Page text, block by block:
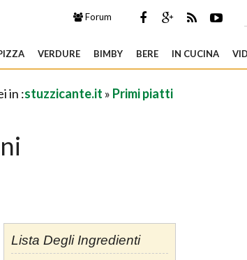
Forum
VERDURE BIMBY BERE IN CUCINA
in :stuzzicante.it » Primi piatti
Lista Degli Ingredienti